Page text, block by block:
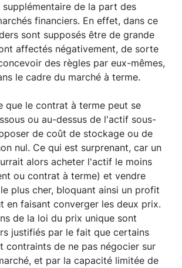
de la part des
financiers. En effet, dans ce
sont supposés être de grande
affectés négativement, de sorte
des règles par eux-mêmes,
le cadre du marché à terme.
que le contrat à terme peut se
ou au-dessus de l'actif sous-
de coût de stockage ou de
nul. Ce qui est surprenant, car un
alors acheter l'actif le moins
ou contrat à terme) et vendre
plus cher, bloquant ainsi un profit
en faisant converger les deux prix.
de la loi du prix unique sont
justifiés par le fait que certains
contraints de ne pas négocier sur
et par la capacité limitée de